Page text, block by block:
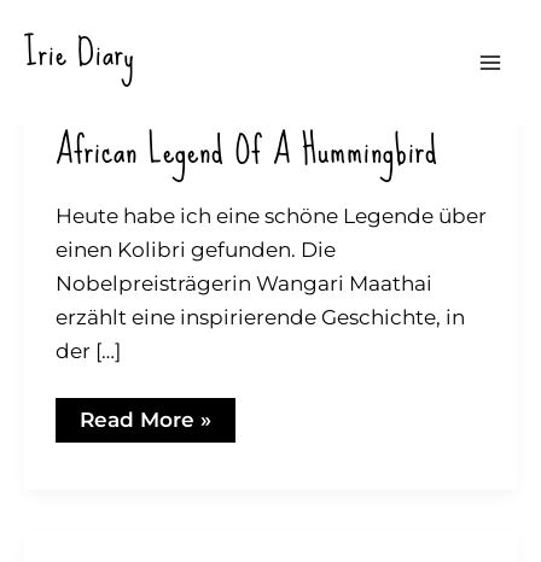
Inhalt
Irie Diary
African Legend Of A Hummingbird
Heute habe ich eine schöne Legende über
einen Kolibri gefunden. Die
Nobelpreisträgerin Wangari Maathai
erzählt eine inspirierende Geschichte, in
der […]
African
legend
Read More »